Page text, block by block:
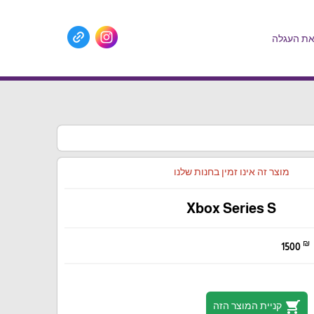
את העגלה
מוצר זה אינו זמין בחנות שלנו
Xbox Series S
1500 ₪
shopping_cart קניית המוצר הזה